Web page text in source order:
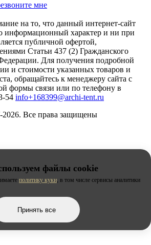
файлы cookie
политику куки, в том числе сервисы аналитики
Принять все
мне
на то, что данный интернет-сайт
информационный характер и ни при
публичной офертой,
Статьи 437 (2) Гражданского
Для получения подробной
и стоимости указанных товаров и
обращайтесь к менеджеру сайта с
формы связи или по телефону в
54 info+168399@archi-tent.ru
Все права защищены